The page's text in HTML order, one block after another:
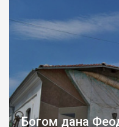
Богом дана